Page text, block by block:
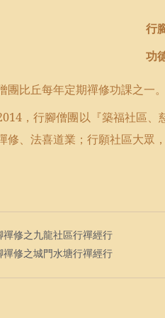
行
功
團比丘每年定期禪修功課之一
，行腳僧團以『築福社區
修、法喜道業；行願社區大眾
禪修之九龍社區行禪經行
禪修之城門水塘行禪經行